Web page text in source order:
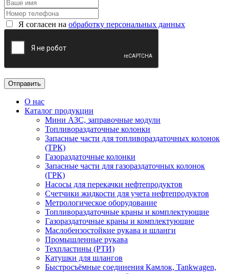
Я согласен на обработку персональных данных
О нас
Каталог продукции
Мини АЗС, заправочные модули
Топливораздаточные колонки
Запасные части для топливораздаточных колонок
(ТРК)
Газораздаточные колонки
Запасные части для газораздаточных колонок
(ГРК)
Насосы для перекачки нефтепродуктов
Счетчики жидкости для учета нефтепродуктов
Метрологическое оборудование
Топливораздаточные краны и комплектующие
Газораздаточные краны и комплектующие
Маслобензостойкие рукава и шланги
Промышленные рукава
Техпластины (РТИ)
Катушки для шлангов
Быстросъёмные соединения Камлок, Tankwagen,